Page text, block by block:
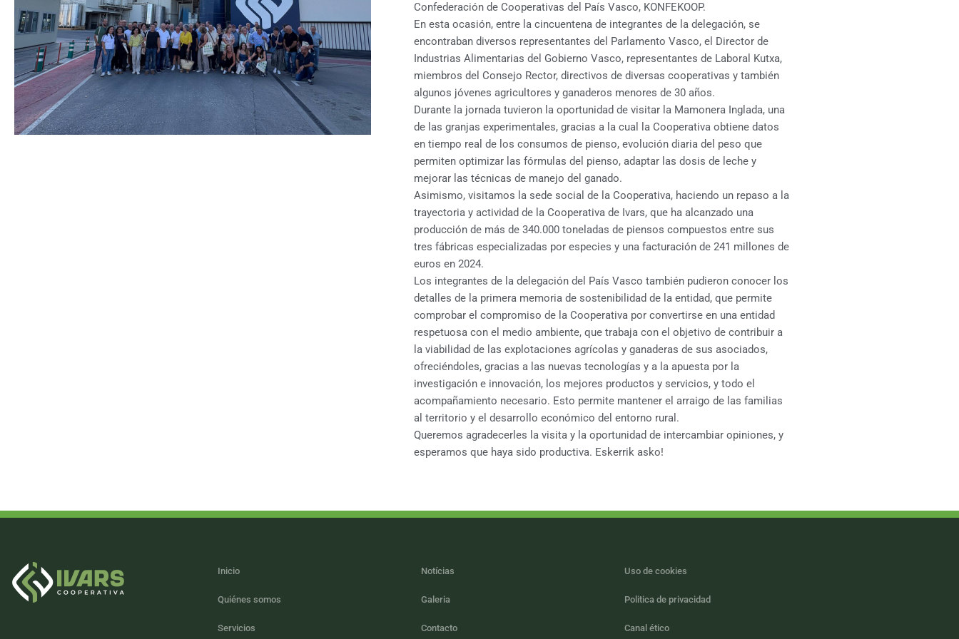
Confederación de Cooperativas del País Vasco, KONFEKOOP.
En esta ocasión, entre la cincuentena de integrantes de la delegación, se
encontraban diversos representantes del Parlamento Vasco, el Director de
Industrias Alimentarias del Gobierno Vasco, representantes de Laboral Kutxa,
miembros del Consejo Rector, directivos de diversas cooperativas y también
algunos jóvenes agricultores y ganaderos menores de 30 años.
Durante la jornada tuvieron la oportunidad de visitar la Mamonera Inglada, una
de las granjas experimentales, gracias a la cual la Cooperativa obtiene datos
en tiempo real de los consumos de pienso, evolución diaria del peso que
permiten optimizar las fórmulas del pienso, adaptar las dosis de leche y
mejorar las técnicas de manejo del ganado.
Asimismo, visitamos la sede social de la Cooperativa, haciendo un repaso a la
trayectoria y actividad de la Cooperativa de Ivars, que ha alcanzado una
producción de más de 340.000 toneladas de piensos compuestos entre sus
tres fábricas especializadas por especies y una facturación de 241 millones de
euros en 2024.
Los integrantes de la delegación del País Vasco también pudieron conocer los
detalles de la primera memoria de sostenibilidad de la entidad, que permite
comprobar el compromiso de la Cooperativa por convertirse en una entidad
respetuosa con el medio ambiente, que trabaja con el objetivo de contribuir a
la viabilidad de las explotaciones agrícolas y ganaderas de sus asociados,
ofreciéndoles, gracias a las nuevas tecnologías y a la apuesta por la
investigación e innovación, los mejores productos y servicios, y todo el
acompañamiento necesario. Esto permite mantener el arraigo de las familias
al territorio y el desarrollo económico del entorno rural.
Queremos agradecerles la visita y la oportunidad de intercambiar opiniones, y
esperamos que haya sido productiva. Eskerrik asko!
Inicio
Quiénes somos
Servicios
Notícias
Galeria
Contacto
Uso de cookies
Politica de privacidad
Canal ético